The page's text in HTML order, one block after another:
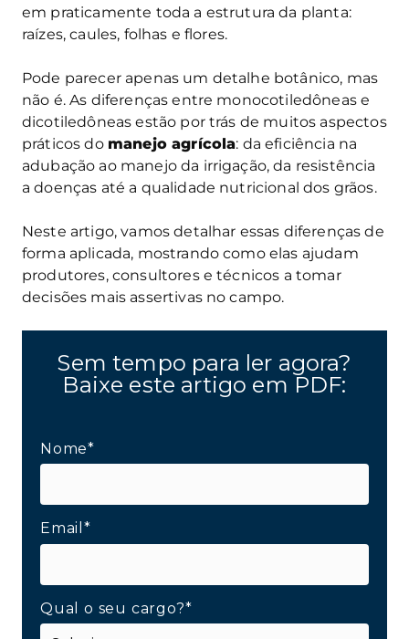
em praticamente toda a estrutura da planta:
raízes, caules, folhas e flores.
Pode parecer apenas um detalhe botânico, mas
não é. As diferenças entre monocotiledôneas e
dicotiledôneas estão por trás de muitos aspectos
práticos do manejo agrícola: da eficiência na
adubação ao manejo da irrigação, da resistência
a doenças até a qualidade nutricional dos grãos.
Neste artigo, vamos detalhar essas diferenças de
forma aplicada, mostrando como elas ajudam
produtores, consultores e técnicos a tomar
decisões mais assertivas no campo.
Sem tempo para ler agora?
Baixe este artigo em PDF:
Nome*
Email*
Qual o seu cargo?*